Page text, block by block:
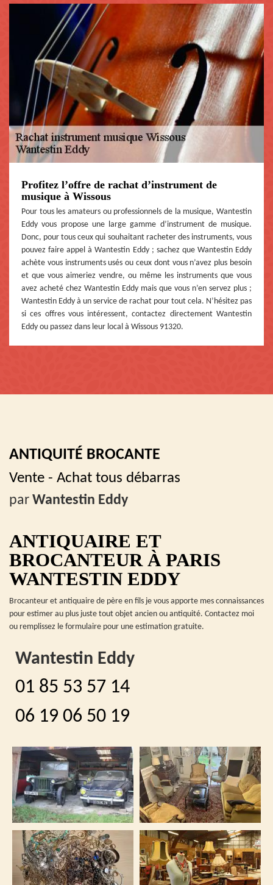
Profitez l’offre de rachat d’instrument de
musique à Wissous
Pour tous les amateurs ou professionnels de la musique, Wantestin
Eddy vous propose une large gamme d’instrument de musique.
Donc, pour tous ceux qui souhaitant racheter des instruments, vous
pouvez faire appel à Wantestin Eddy ; sachez que Wantestin Eddy
achète vous instruments usés ou ceux dont vous n’avez plus besoin
et que vous aimeriez vendre, ou même les instruments que vous
avez acheté chez Wantestin Eddy mais que vous n’en servez plus ;
Wantestin Eddy à un service de rachat pour tout cela. N’hésitez pas
si ces offres vous intéressent, contactez directement Wantestin
Eddy ou passez dans leur local à Wissous 91320.
ANTIQUITÉ BROCANTE
Vente - Achat tous débarras
par Wantestin Eddy
ANTIQUAIRE ET
BROCANTEUR À PARIS
WANTESTIN EDDY
Brocanteur et antiquaire de père en fils je vous apporte mes connaissances
pour estimer au plus juste tout objet ancien ou antiquité. Contactez moi
ou remplissez le formulaire pour une estimation gratuite.
Wantestin Eddy
01 85 53 57 14
06 19 06 50 19